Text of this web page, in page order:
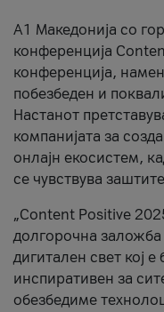
А1 Македонија со
конференција
конференција,
побезбеден и
Настанот
компанијата за
онлајн екосистем,
се чувствува
„Content Positive
долгорочна заложба
дигитален свет кој
инспиративен за
обезбедиме